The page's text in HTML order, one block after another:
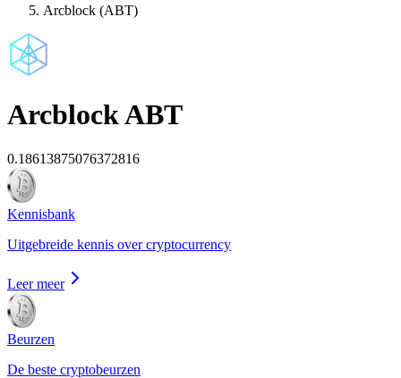
Arcblock (ABT)
ArcblockABT
0.18613875076372816
Kennisbank
Uitgebreide kennis over cryptocurrency
Leer meer
Beurzen
De beste cryptobeurzen